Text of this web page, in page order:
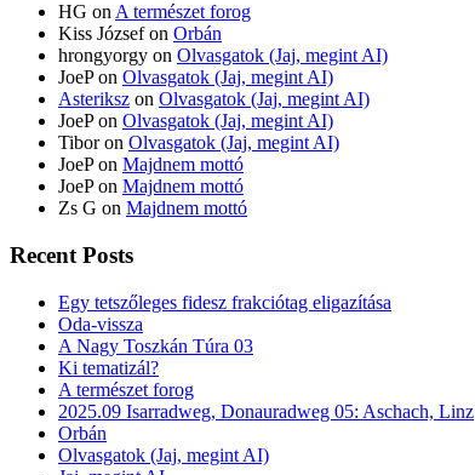
HG on A természet forog
Kiss Józsefon Orbán
hrongyorgy on Olvasgatok (Jaj, megint AI)
JoePon Olvasgatok (Jaj, megint AI)
Asteriksz on Olvasgatok (Jaj, megint AI)
JoePon Olvasgatok (Jaj, megint AI)
Tiboron Olvasgatok (Jaj, megint AI)
JoePon Majdnem mottó
JoePon Majdnem mottó
Zs G on Majdnem mottó
Recent Posts
Egy tetszőleges fidesz frakciótag eligazítása
Oda-vissza
A Nagy Toszkán Túra 03
Ki tematizál?
A természet forog
2025.09 Isarradweg, Donauradweg 05: Aschach, Linz
Orbán
Olvasgatok (Jaj, megint AI)